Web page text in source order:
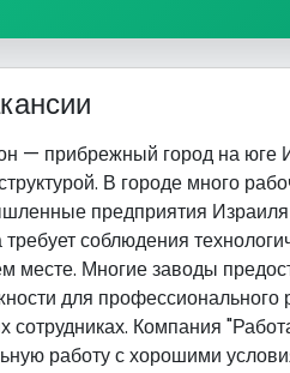
— прибрежный город на юге
В городе много
предприятия Израиля
требует соблюдения
месте. Многие заводы
для профессионального
сотрудниках. Компания
работу с хорошими